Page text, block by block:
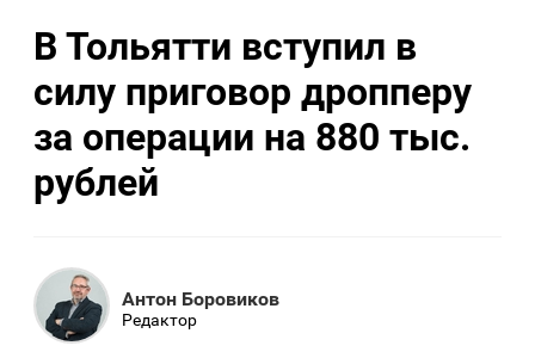
В Тольятти вступил в
силу приговор дропперу
за операции на 880 тыс.
рублей
Антон Боровиков
Редактор